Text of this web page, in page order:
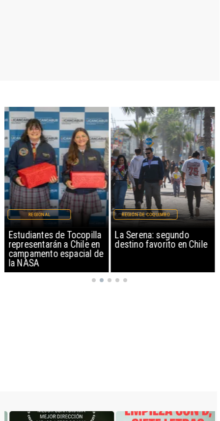
Estudiantes de Tocopilla
representarán a Chile en
campamento espacial de
la NASA
REGIONAL
La Serena: segundo
destino favorito en Chile
REGIÓN DE COQUIMBO